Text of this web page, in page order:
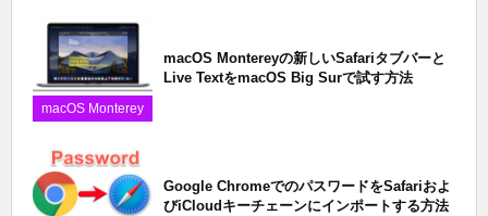
macOS Monterey
macOS Montereyの新しいSafariタブバーと
Live TextをmacOS Big Surで試す方法
Google ChromeでのパスワードをSafariおよ
びiCloudキーチェーンにインポートする方法